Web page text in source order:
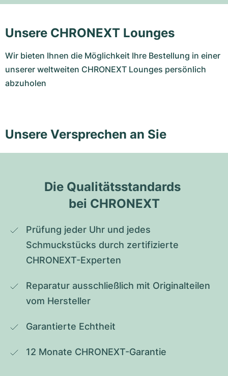
Unsere CHRONEXT Lounges
Wir bieten Ihnen die Möglichkeit Ihre Bestellung in einer
unserer weltweiten CHRONEXT Lounges persönlich
abzuholen
Unsere Versprechen an Sie
Die Qualitätsstandards
bei CHRONEXT
Prüfung jeder Uhr und jedes
Schmuckstücks durch zertifizierte
CHRONEXT-Experten
Reparatur ausschließlich mit Originalteilen
vom Hersteller
Garantierte Echtheit
12 Monate CHRONEXT-Garantie